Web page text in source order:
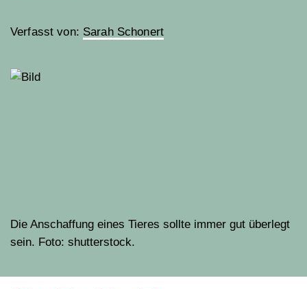
Verfasst von: Sarah Schonert
Die Anschaffung eines Tieres sollte immer gut überlegt
sein. Foto: shutterstock.